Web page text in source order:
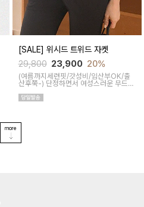
[SALE] 위시드 트위드 자켓
29,800 23,900 20%
(여름까지세련핏/갓성비/임산부OK/출
산후쭉-) 단정하면서 여성스러운 무드를
여름내내 시원하게 착용하실수 있고 단
more